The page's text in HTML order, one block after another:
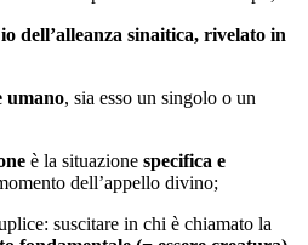
dell’alleanza sinaitica, rivelato in
umano, sia esso un singolo o un
è la situazione specifica e
dell’appello divino;
suscitare in chi è chiamato la